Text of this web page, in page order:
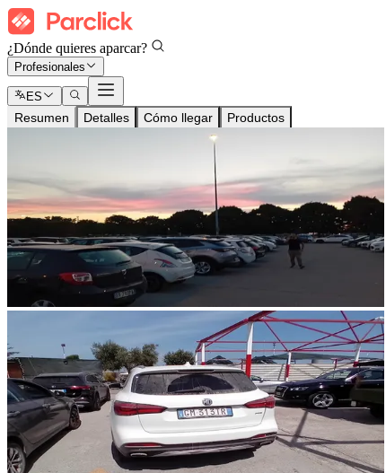
¿Dónde quieres aparcar?
Profesionales
ES
Resumen Detalles Cómo llegar Productos